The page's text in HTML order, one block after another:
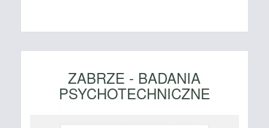
ZABRZE - BADANIA
PSYCHOTECHNICZNE